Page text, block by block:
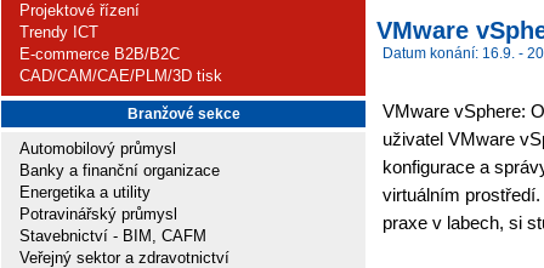
Projektové řízení
Trendy ICT
E-commerce B2B/B2C
CAD/CAM/CAE/PLM/3D tisk
Branžové sekce
Automobilový průmysl
Banky a finanční organizace
Energetika a utility
Potravinářský průmysl
Stavebnictví - BIM, CAFM
Veřejný sektor a zdravotnictví
VMware
Datum konání: 16.9. -
VMware vSphere:
uživatel VMware
konfigurace a
virtuálním
praxe v labech, si